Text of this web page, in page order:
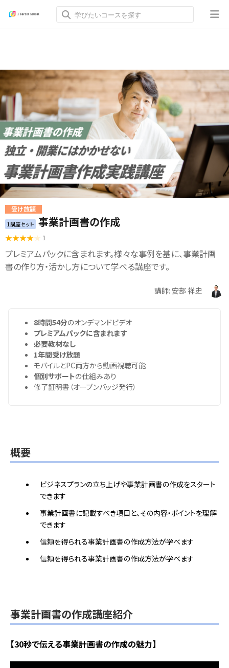
受け放題
1講座セット 事業計画書の作成
1
プレミアムパックに含まれます。様々な事例を基に、事業計画
書の作り方・活かし方について学べる講座です。
講師: 安部 祥史
8時間54分のオンデマンドビデオ
プレミアムパックに含まれます
必要教材なし
1年間受け放題
モバイルとPC両方から動画視聴可能
個別サポートの仕組みあり
修了証明書（オープンバッジ発行）
概要
ビジネスプランの立ち上げや事業計画書の作成をスタート
できます
事業計画書に記載すべき項目と、その内容・ポイントを理解
できます
信頼を得られる事業計画書の作成方法が学べます
信頼を得られる事業計画書の作成方法が学べます
事業計画書の作成講座紹介
【30秒で伝える事業計画書の作成の魅力】